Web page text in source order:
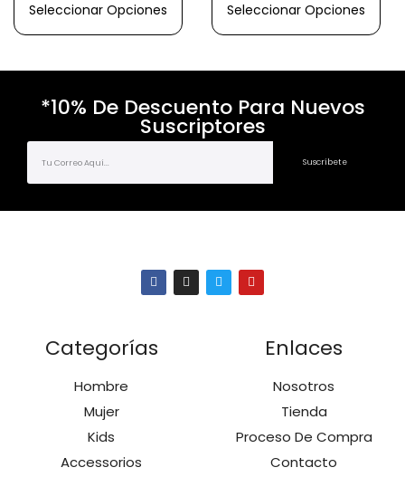
Seleccionar Opciones Seleccionar Opciones
*10% De Descuento Para Nuevos
Suscriptores
Suscríbete
Categorías
Hombre
Mujer
Kids
Accessorios
Enlaces
Nosotros
Tienda
Proceso De Compra
Contacto